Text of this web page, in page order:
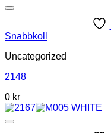
Snabbkoll
Uncategorized
2148
0 kr